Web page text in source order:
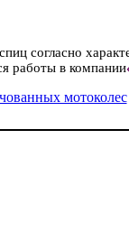
согласно
работы в компании